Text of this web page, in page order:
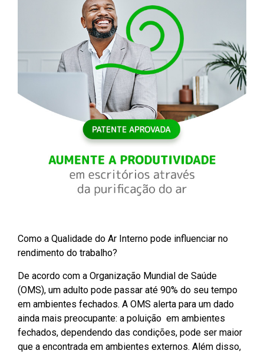
Como a Qualidade do Ar Interno pode influenciar no
rendimento do trabalho?
De acordo com a Organização Mundial de Saúde
(OMS), um adulto pode passar até 90% do seu tempo
em ambientes fechados. A OMS alerta para um dado
ainda mais preocupante: a poluição em ambientes
fechados, dependendo das condições, pode ser maior
que a encontrada em ambientes externos. Além disso,